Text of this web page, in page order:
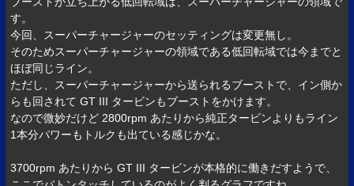
す。
今回、スーパーチャージャーのセッティングは変更無し。
そのためスーパーチャージャーの領域である低回転域では今までと
ほぼ同じライン。
ただし、スーパーチャージャーから送られるブーストで、イン側か
らも回されて GT III タービンもブーストをかけます。
なので微妙だけど 2800rpm あたりから純正タービンよりもライン
1本分パワーもトルクも出ている感じかな。
3700rpm あたりから GT III タービンが本格的に働きだすようで、